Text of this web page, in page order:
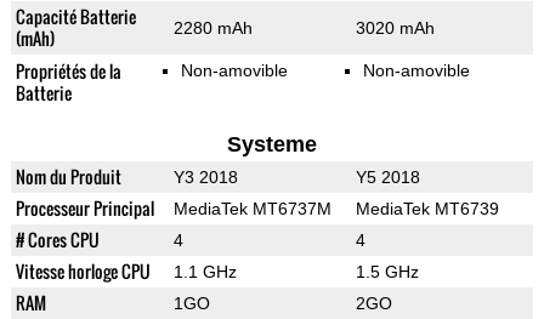
Capacité Batterie
(mAh)
2280 mAh 3020 mAh
Propriétés de la
Batterie
Non-amovible Non-amovible
Systeme
Nom du Produit Y3 2018 Y5 2018
Processeur Principal MediaTek MT6737M MediaTek MT6739
# Cores CPU 4 4
Vitesse horloge CPU 1.1 GHz 1.5 GHz
RAM 1GO 2GO